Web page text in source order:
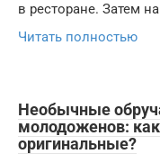
в ресторане. Затем
Читать полностью
Необычные
молодоженов:
оригинальные?